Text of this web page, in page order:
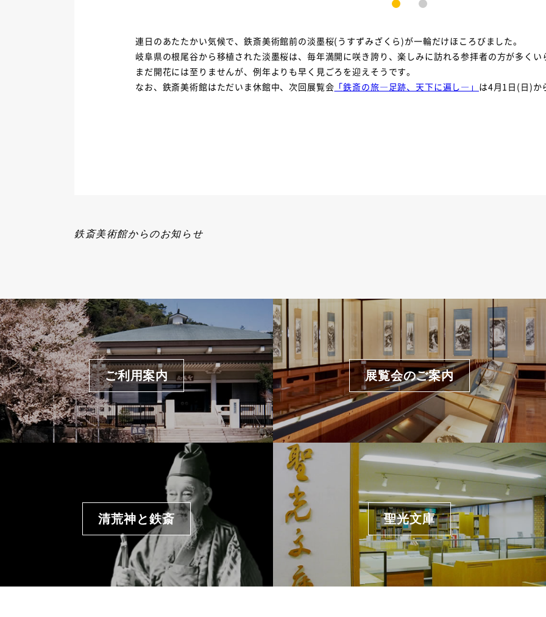
2
連日のあたたかい気候で、鉄斎美術館前の淡墨桜(うすずみざくら)が一輪だけほころびました。
岐阜県の根尾谷から移植された淡墨桜は、毎年満開に咲き誇り、楽しみに訪れる参拝者の方が多くい
まだ開花には至りませんが、例年よりも早く見ごろを迎えそうです。
なお、鉄斎美術館はただいま休館中、次回展覧会 「鉄斎の旅―足跡、天下に遍し―」 は4月1日(日)か
鉄斎美術館からのお知らせ
ご利用案内 展覧会のご案内
清荒神と鉄斎 聖光文庫